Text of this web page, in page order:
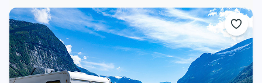
get
the
keyboard
shortcuts
for
changing
get
the
keyboard
shortcuts
for
changing